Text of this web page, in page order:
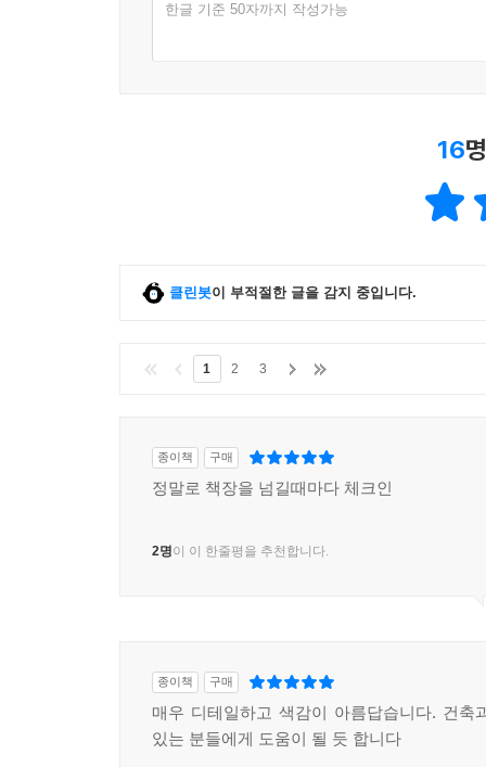
한글 기준 50자까지 작성가능
16
클린봇이 부적절한 글을 감지 중입니다.
1 2 3
종이책 구매
정말로 책장을 넘길때마다 체크인
2명이 이 한줄평을 추천합니다.
종이책 구매
매우 디테일하고 색감이 아름답습니다. 건축
있는 분들에게 도움이 될 듯 합니다